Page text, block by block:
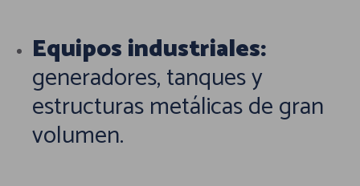
Equipos industriales:
generadores, tanques y
estructuras metálicas de gran
volumen.